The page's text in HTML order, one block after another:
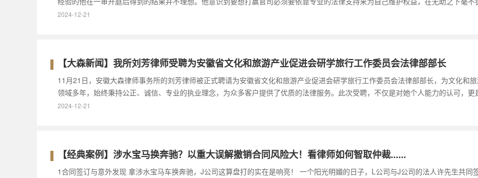
2024-12-21
【大森新闻】我所刘芳律师受聘为安徽省文化和旅游产业促进会研学旅行工作委员会法律部部长
11月21日，安徽大森律师事务所的刘芳律师被正式聘请为安徽省文化和旅游产业促进会研学旅行工作委员会法律部部长，为文化和
领域多年，始终秉持公正、诚信、专业的执业理念，为众多客户提供了优质的法律服务。此次受聘，不仅是对她个人能力的认可，
2024-12-21
【经典案例】涉水宝马换奔驰？以重大误解撤销合同风险大！看律师如何智取仲裁......
1合同签订与意外发现 拿涉水宝马车换奔驰，J公司这算盘打的实在是响亮！ 一个阳光明媚的日子，L公司与J公司的法人许先生共